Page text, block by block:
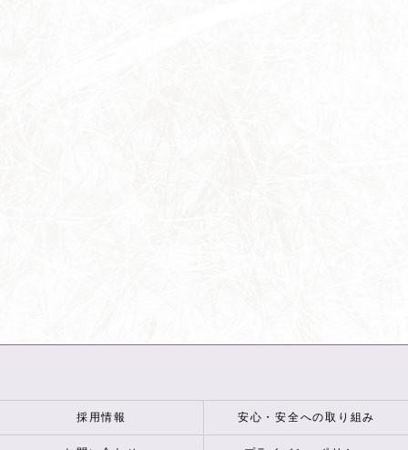
採用情報 安心・安全への取り組み